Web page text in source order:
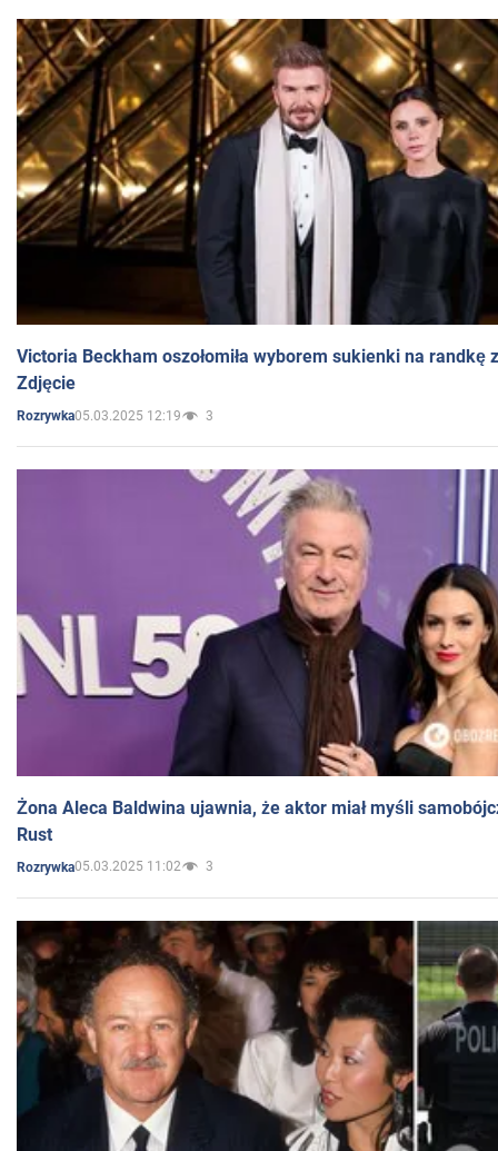
Victoria Beckham oszołomiła wyborem sukienki na randkę
Zdjęcie
Rozrywka05.03.2025 12:19 3
Żona Aleca Baldwina ujawnia, że aktor miał myśli
Rust
Rozrywka05.03.2025 11:02 3